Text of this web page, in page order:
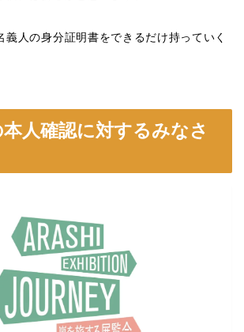
義人の身分証明書をできるだけ持っていく
人確認に対するみなさ